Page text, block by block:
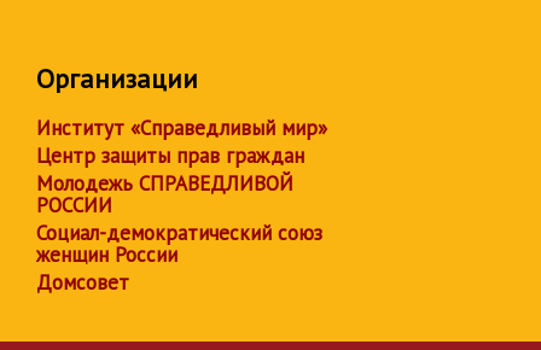
Организации
Институт «Справедливый мир»
Центр защиты прав граждан
Молодежь СПРАВЕДЛИВОЙ
РОССИИ
Социал-демократический союз
женщин России
Домсовет